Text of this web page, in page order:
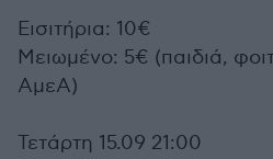
Εισιτήρια: 10€
Μειωμένο: 5€ (παιδιά,
ΑμεΑ)
Τετάρτη 15.09 21:00